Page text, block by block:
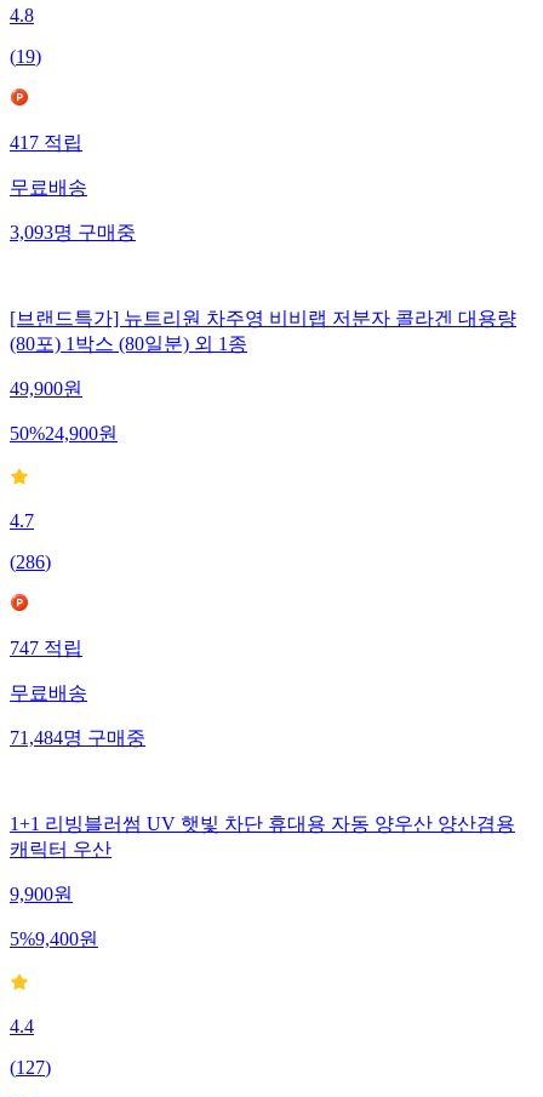
4.8
(19)
417적립
무료배송
3,093명구매중
[브랜드특가] 뉴트리원 차주영 비비랩 저분자 콜라겐 대용량
(80포) 1박스 (80일분) 외 1종
49,900원
50%24,900원
4.7
(286)
747적립
무료배송
71,484명구매중
1+1 리빙블러썸 UV 햇빛 차단 휴대용 자동 양우산 양산겸용
캐릭터 우산
9,900원
5%9,400원
4.4
(127)